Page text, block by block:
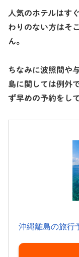
人気のホテルはす
わりのない方はそ
ん。
ちなみに波照間や
島に関しては例外
ず早めの予約をし
沖縄離島の旅行